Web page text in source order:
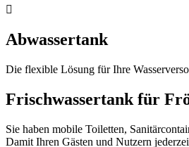

Abwassertank
Die flexible Lösung für Ihre
Frischwassertank für
Sie haben mobile Toiletten,
Damit Ihren Gästen und Nutzern